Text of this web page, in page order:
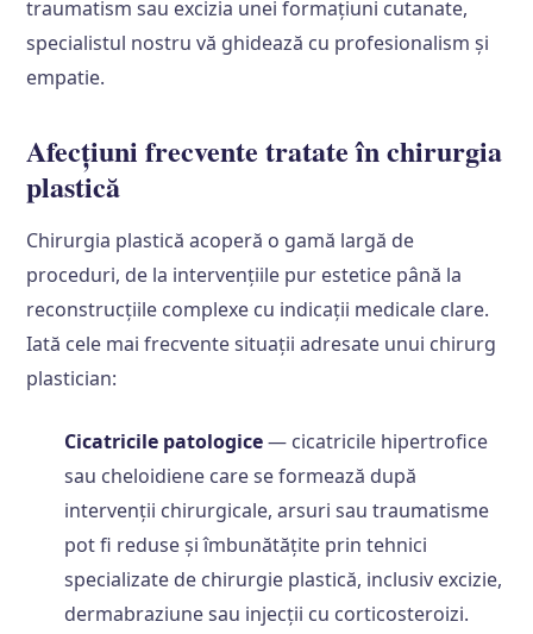
traumatism sau excizia unei formațiuni cutanate,
specialistul nostru vă ghidează cu profesionalism și
empatie.
Afecțiuni frecvente tratate în chirurgia
plastică
Chirurgia plastică acoperă o gamă largă de
proceduri, de la intervențiile pur estetice până la
reconstrucțiile complexe cu indicații medicale clare.
Iată cele mai frecvente situații adresate unui chirurg
plastician:
Cicatricile patologice— cicatricile hipertrofice
sau cheloidiene care se formează după
intervenții chirurgicale, arsuri sau traumatisme
pot fi reduse și îmbunătățite prin tehnici
specializate de chirurgie plastică, inclusiv excizie,
dermabraziune sau injecții cu corticosteroizi.